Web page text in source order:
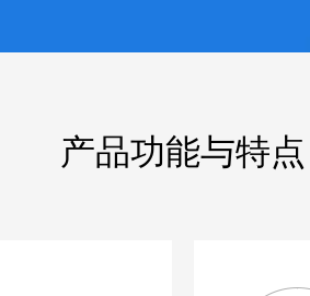
产品功能与特点